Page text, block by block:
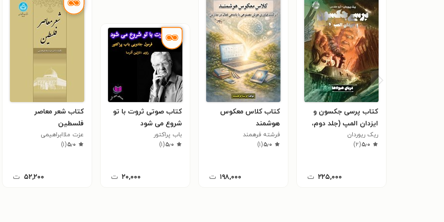
کتاب پرسی جکسون و
ایزدان المپ (جلد دوم،
دریای هیولاها)
ریک ریوردان
۵٫۰(۲)
۲۲۵,۰۰۰ ت
کتاب کلاس معکوس
هوشمند
فرشته فرهمند
۵٫۰(۱)
۱۹۸,۰۰۰ ت
کتاب صوتی ثروت با تو
شروع می شود
باب پراکتور
۵٫۰(۱)
۲۰,۰۰۰ ت
کتاب شعر معاصر
فلسطین
عزت ملاابراهیمی
۵٫۰(۱)
۵۲,۲۰۰ ت